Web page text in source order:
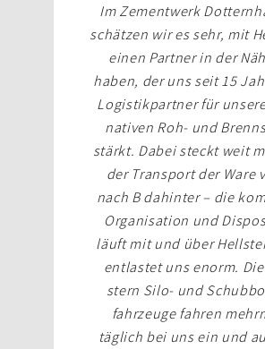
Im Zementwerk
schätzen wir es sehr, mit
einen Partner in der
haben, der uns seit 15
Logistik­partner für
nativen Roh- und
stärkt. Dabei steckt weit
der Trans­port der Ware
nach B dahinter – die
Orga­nisation und
läuft mit und über
ent­lastet uns enorm.
stern Silo- und
fahrzeuge fahren
täglich bei uns ein und